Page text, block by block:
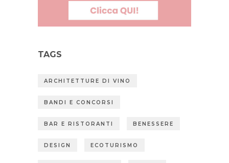
TAGS
ARCHITETTURE DI VINO
BANDI E CONCORSI
BAR E RISTORANTI BENESSERE
DESIGN ECOTURISMO